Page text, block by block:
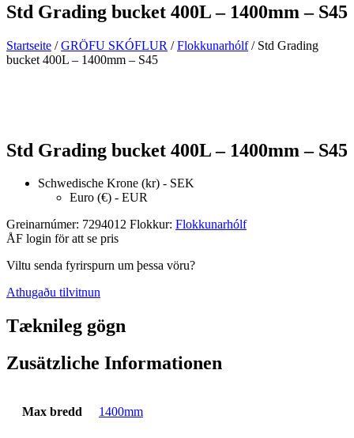
Std Grading bucket 400L – 1400mm – S45
Startseite /GRÖFU SKÓFLUR /Flokkunarhólf/ Std Grading
bucket 400L – 1400mm – S45
Std Grading bucket 400L – 1400mm – S45
Schwedische Krone (kr) - SEK
Euro (€) - EUR
Greinarnúmer: 7294012 Flokkur: Flokkunarhólf
ÅF login för att se pris
Viltu senda fyrirspurn um þessa vöru?
Athugaðu tilvitnun
Tæknileg gögn
Zusätzliche Informationen
Max bredd 1400mm